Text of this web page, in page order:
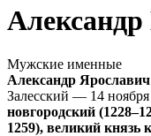
Мужские именные
Александр
Залесский — 14
новгородский
1259), великий князь